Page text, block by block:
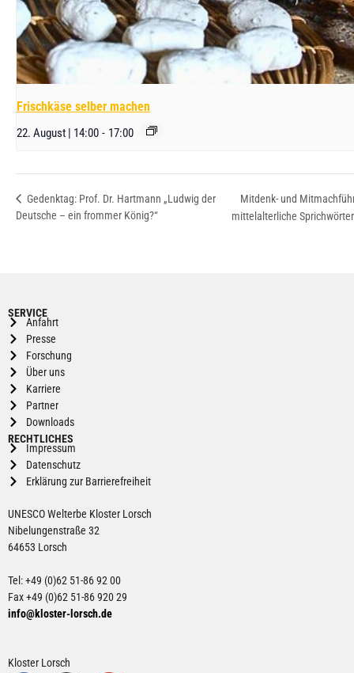
Frischkäse selber machen
22. August | 14:00 - 17:00
Gedenktag: Prof. Dr. Hartmann „Ludwig der
Deutsche – ein frommer König?“
Mitdenk- und
mittelalterliche
SERVICE
Anfahrt
Presse
Forschung
Über uns
Karriere
Partner
Downloads
RECHTLICHES
Impressum
Datenschutz
Erklärung zur Barrierefreiheit
UNESCO Welterbe Kloster Lorsch
Nibelungenstraße 32
64653 Lorsch
Tel: +49 (0)62 51-86 92 00
Fax +49 (0)62 51-86 920 29
info@kloster-lorsch.de
Kloster Lorsch